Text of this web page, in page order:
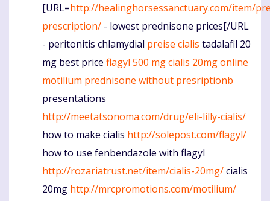
[URL=http://healinghorsessanctuary.com/item/
prescription/ - lowest prednisone prices[/URL
- peritonitis chlamydial preise cialis tadalafil 20
mg best price flagyl 500 mgcialis 20mgonline
motilium prednisone without presriptionb
presentations
http://meetatsonoma.com/drug/eli-lilly-cialis/
how to make cialis http://solepost.com/flagyl/
how to use fenbendazole with flagyl
http://rozariatrust.net/item/cialis-20mg/cialis
20mg http://mrcpromotions.com/motilium/